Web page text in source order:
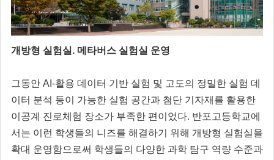
개방형 실험실. 메타버스 실험실 운영
그동안 AI-활용 데이터 기반 실험 및 고도의 정밀한 실험 데
이터 분석 등이 가능한 실험 공간과 첨단 기자재를 활용한
이공계 진로체험 장소가 부족한 편이었다. 반포고등학교에
서는 이런 학생들의 니즈를 해결하기 위해 개방형 실험실을
확대 운영함으로써 학생들의 다양한 과학 탐구 역량 수준과